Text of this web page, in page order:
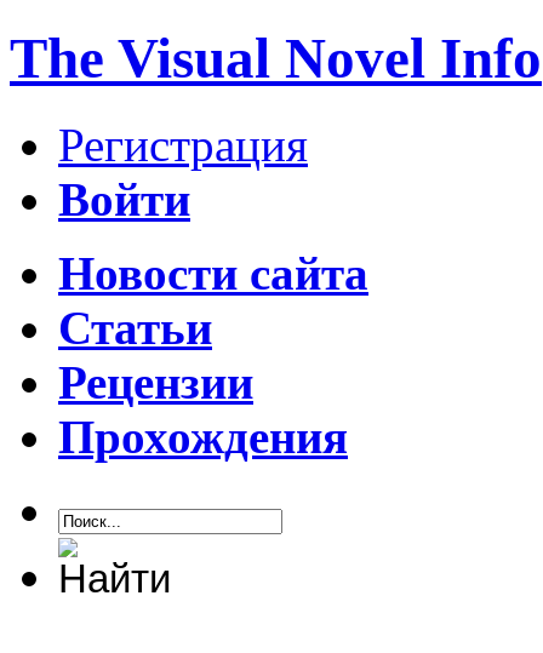
The Visual Novel Info
Регистрация
Войти
Новости сайта
Статьи
Рецензии
Прохождения